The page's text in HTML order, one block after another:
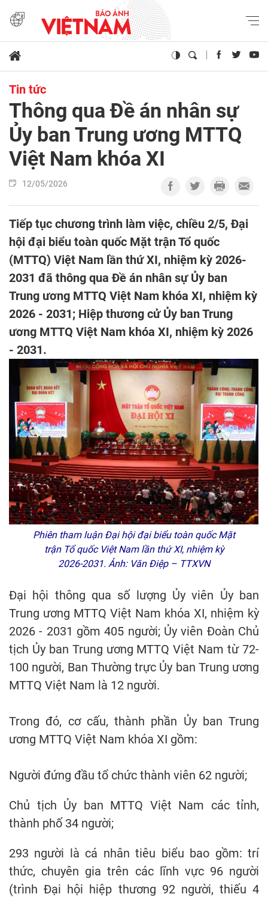
Tin tức
Thông qua Đề án nhân sự
Ủy ban Trung ương MTTQ
Việt Nam khóa XI
12/05/2026
Tiếp tục chương trình làm việc, chiều 2/5, Đại
hội đại biểu toàn quốc Mặt trận Tổ quốc
(MTTQ) Việt Nam lần thứ XI, nhiệm kỳ 2026-
2031 đã thông qua Đề án nhân sự Ủy ban
Trung ương MTTQ Việt Nam khóa XI, nhiệm kỳ
2026 - 2031; Hiệp thương cử Ủy ban Trung
ương MTTQ Việt Nam khóa XI, nhiệm kỳ 2026
- 2031.
Phiên tham luận Đại hội đại biểu toàn quốc Mặt
trận Tổ quốc Việt Nam lần thứ XI, nhiệm kỳ
2026-2031. Ảnh: Văn Điệp – TTXVN
Đại hội thông qua số lượng Ủy viên Ủy ban
Trung ương MTTQ Việt Nam khóa XI, nhiệm kỳ
2026 - 2031 gồm 405 người; Ủy viên Đoàn Chủ
tịch Ủy ban Trung ương MTTQ Việt Nam từ 72-
100 người, Ban Thường trực Ủy ban Trung ương
MTTQ Việt Nam là 12 người.
Trong đó, cơ cấu, thành phần Ủy ban Trung
ương MTTQ Việt Nam khóa XI gồm:
Người đứng đầu tổ chức thành viên 62 người;
Chủ tịch Ủy ban MTTQ Việt Nam các tỉnh,
thành phố 34 người;
293 người là cá nhân tiêu biểu bao gồm: trí
thức, chuyên gia trên các lĩnh vực 96 người
(trình Đại hội hiệp thương 92 người, thiếu 4